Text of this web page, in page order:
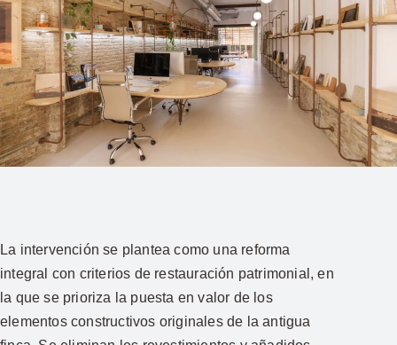
La intervención se plantea como una reforma
integral con criterios de restauración patrimonial, en
la que se prioriza la puesta en valor de los
elementos constructivos originales de la antigua